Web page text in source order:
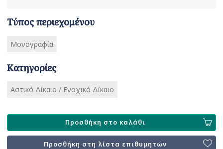
Τύπος περιεχομένου
Μονογραφία
Κατηγορίες
Αστικό Δίκαιο / Ενοχικό Δίκαιο
Προσθήκη στο καλάθι
Προσθήκη στη λίστα επιθυμητών